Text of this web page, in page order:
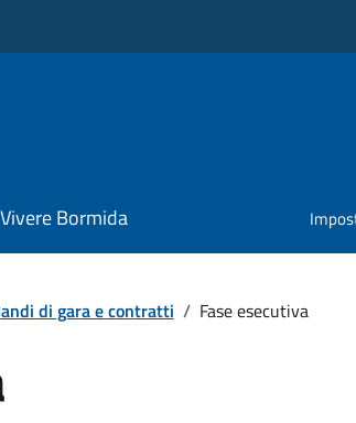
Vivere Bormida
di gara e contratti / Fase esecutiva